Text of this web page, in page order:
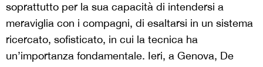
soprattutto per la sua capacità di intendersi a
meraviglia con i compagni, di esaltarsi in un sistema
ricercato, sofisticato, in cui la tecnica ha
un’importanza fondamentale. Ieri, a Genova, De